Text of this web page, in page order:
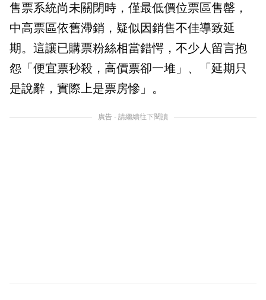
售票系統尚未關閉時，僅最低價位票區售罄，
中高票區依舊滯銷，疑似因銷售不佳導致延
期。這讓已購票粉絲相當錯愕，不少人留言抱
怨「便宜票秒殺，高價票卻一堆」、「延期只
是說辭，實際上是票房慘」。
廣告 - 請繼續往下閱讀